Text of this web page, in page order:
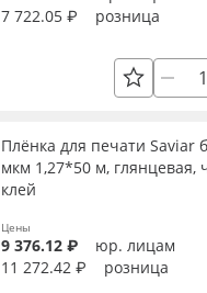
7 722.05 ₽
розница
Плёнка для печати Saviar
мкм 1,27*50 м, глянцевая,
клей
Цены
9 376.12 ₽
юр. лицам
11 272.42 ₽
розница